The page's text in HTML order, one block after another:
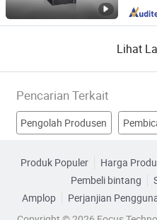
Lihat
Pencarian Terkait
Pengolah Produsen
produk audio profesional
Produk Populer Harga
Pembeli bintang
Amplop
Perjanjian